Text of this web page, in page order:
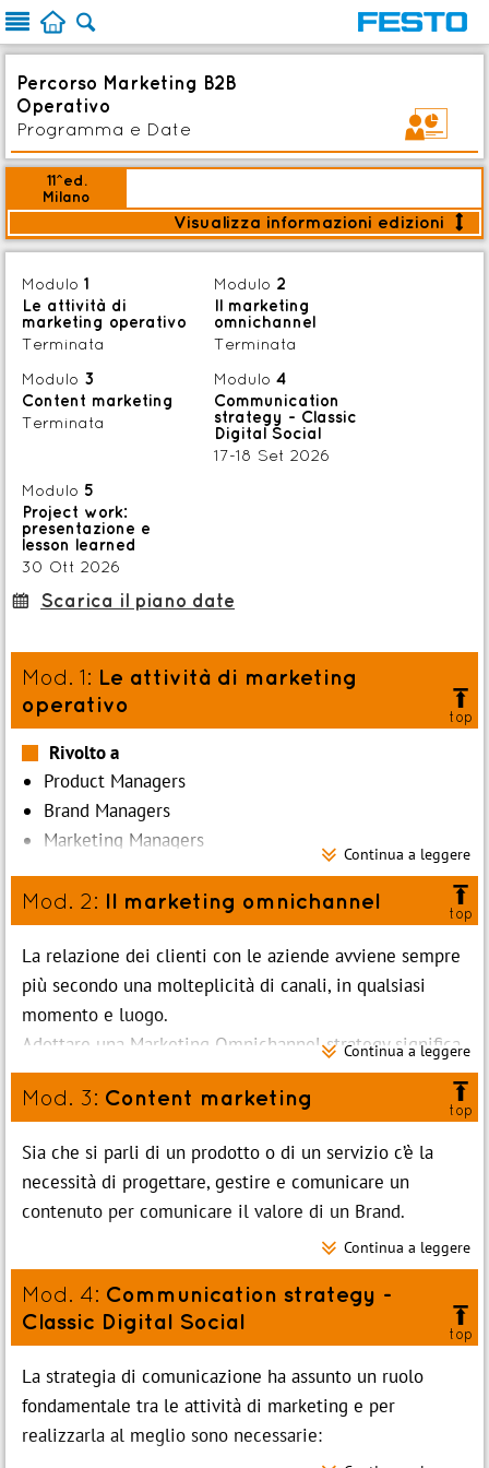
  
Modulo 1
Le attività di
marketing operativo
Terminata
Modulo 2
Il marketing
omnichannel
Terminata
Modulo 3
Content marketing
Terminata
Modulo4
Communication
strategy - Classic
Digital Social
17-18 Set 2026
Modulo 5
Project work:
presentazione e
lesson learned
30 Ott 2026
:
Scarica il piano date
Mod. 1: Le attività di marketing
operativo

top
Rivolto a
Product Managers
Brand Managers
Marketing Managers
Impiegati e responsabili delle funzioni marketing,
comunicazione e commerciale in genere.
Obiettivi
Fornire strumenti concreti per valutare la
correttezza di un posizionamento strategico sul
Identificare le attività più corrette ed efficaci per
esaltare al meglio opportunità e vantaggi del
prodotto
Contenuti
costruzione di un piano di marketing operativo
Check-up strategico: le variabili esterne e interne e
la sintesi strategica
Prodotto e mercato: matrici di analisi competitiva
Obiettivi di marketing e obiettivi di comunicazione
Continua a leggere
Mod. 2: Il marketing omnichannel 
top
La relazione dei clienti con le aziende avviene sempre
più secondo una molteplicità di canali, in qualsiasi
momento e luogo.
Adottare una Marketing Omnichannel strategy significa
integrare e coordinare tutti i potenziali touchpoint, i
momenti di contatto tra azienda e clienti, offrendo
A chi è rivolto
Direzione commerciale
Direzione marketing
Digital marketing manager
Responsabili marketing
Product manager e funzioni di marketing operativo
Business development manager
Obiettivi
Continua a leggere
Mod. 3: Content marketing 
top
Sia che si parli di un prodotto o di un servizio c’è la
necessità di progettare, gestire e comunicare un
contenuto per comunicare il valore di un Brand.
Il content marketing è ormai una competenza
irrinunciabile per attirare l’interesse dei clienti, per
indirizzarne le scelte e per migliorare il valore del
marchio.
A chi è rivolto
Direzione commerciale
Direzione marketing
Continua a leggere
Mod. 4: Communication strategy -
Classic Digital Social

top
La strategia di comunicazione ha assunto un ruolo
fondamentale tra le attività di marketing e per
realizzarla al meglio sono necessarie:
11^ed.
Milano
Visualizza informazioni edizioni 
Modalità:Blended y
NUOVO PROGRAMMA
In corso
: Piano date
Iscriviti 
Assago (MI)
p
contatti@festo.com

cell +39 335 103 8822
Percorso Marketing B2B
Operativo
Programma e Date
u